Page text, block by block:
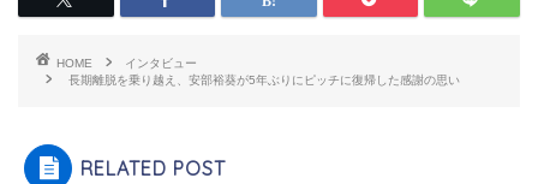
HOME
インタビュー
長期離脱を乗り越え、安部裕葵が5年ぶりにピッチに復帰した感謝の思い
RELATED POST